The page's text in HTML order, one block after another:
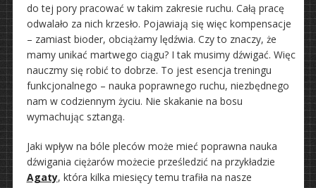
do tej pory pracować w takim zakresie ruchu. Całą pracę
odwalało za nich krzesło. Pojawiają się więc kompensacje
– zamiast bioder, obciążamy lędźwia. Czy to znaczy, że
mamy unikać martwego ciągu? I tak musimy dźwigać. Więc
nauczmy się robić to dobrze. To jest esencja treningu
funkcjonalnego – nauka poprawnego ruchu, niezbędnego
nam w codziennym życiu. Nie skakanie na bosu
wymachując sztangą.
Jaki wpływ na bóle pleców może mieć poprawna nauka
dźwigania ciężarów możecie prześledzić na przykładzie
Agaty, która kilka miesięcy temu trafiła na nasze